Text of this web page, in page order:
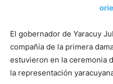
El gobernador de Yaracuy
compañía de la primera
estuvieron en la ceremonia
la representación